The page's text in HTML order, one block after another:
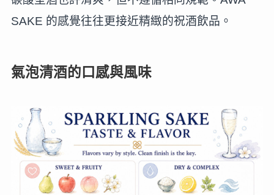
SAKE 的感覺往往更接近精緻的祝酒飲品。
氣泡清酒的口感與風味